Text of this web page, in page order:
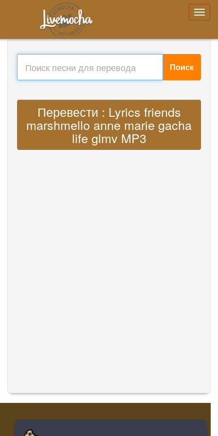
Поиск
Перевести : Lyrics friends
marshmello anne marie gacha
life glmv MP3